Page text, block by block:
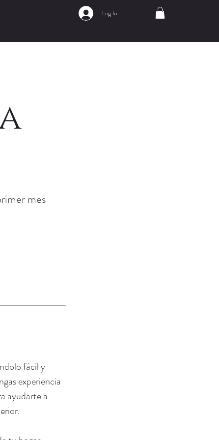
Log In
mes
fácil y
experiencia
ayudarte a